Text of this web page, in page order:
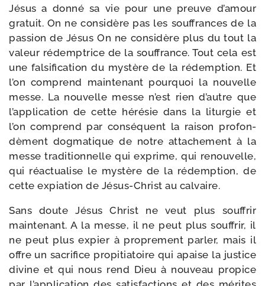
Jésus a don­né sa vie pour une preuve d’amour
gra­tuit. On ne consi­dère pas les souf­frances de la
pas­sion de Jésus On ne consi­dère plus du tout la
valeur rédemp­trice de la souf­france. Tout cela est
une fal­si­fi­ca­tion du mys­tère de la rédemp­tion. Et
l’on com­prend main­te­nant pour­quoi la nou­velle
messe. La nou­velle messe n’est rien d’autre que
l’application de cette héré­sie dans la litur­gie et
l’on com­prend par consé­quent la rai­son pro­fon­
dèment dog­ma­tique de notre atta­che­ment à la
messe tra­di­tion­nelle qui exprime, qui renou­velle,
qui réac­tua­lise le mys­tère de la rédemp­tion, de
cette expia­tion de Jésus-​Christ au calvaire.
Sans doute Jésus Christ ne veut plus souf­frir
main­te­nant. A la messe, il ne peut plus souf­frir, il
ne peut plus expier à pro­pre­ment par­ler, mais il
offre un sacri­fice pro­pi­tia­toire qui apaise la jus­tice
divine et qui nous rend Dieu à nou­veau pro­pice